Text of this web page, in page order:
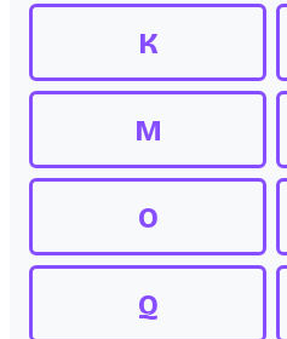
K
M
O
Q